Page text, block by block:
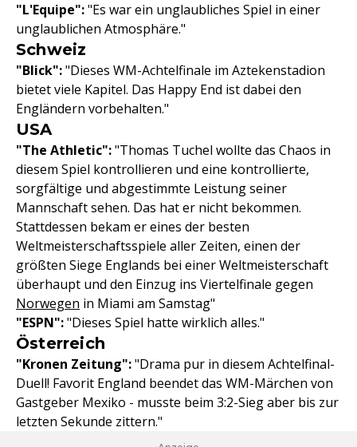
"L'Equipe":"Es war ein unglaubliches Spiel in einer
unglaublichen Atmosphäre."
Schweiz
"Blick":"Dieses WM-Achtelfinale im Aztekenstadion
bietet viele Kapitel. Das Happy End ist dabei den
Engländern vorbehalten."
USA
"The Athletic":"Thomas Tuchel wollte das Chaos in
diesem Spiel kontrollieren und eine kontrollierte,
sorgfältige und abgestimmte Leistung seiner
Mannschaft sehen. Das hat er nicht bekommen.
Stattdessen bekam er eines der besten
Weltmeisterschaftsspiele aller Zeiten, einen der
größten Siege Englands bei einer Weltmeisterschaft
überhaupt und den Einzug ins Viertelfinale gegen
Norwegen in Miami am Samstag"
"ESPN":"Dieses Spiel hatte wirklich alles."
Österreich
"Kronen Zeitung":"Drama pur in diesem Achtelfinal-
Duell! Favorit England beendet das WM-Märchen von
Gastgeber Mexiko - musste beim 3:2-Sieg aber bis zur
letzten Sekunde zittern."